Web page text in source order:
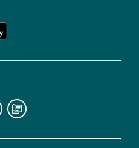
en
cualquier
Para
información,
puedes